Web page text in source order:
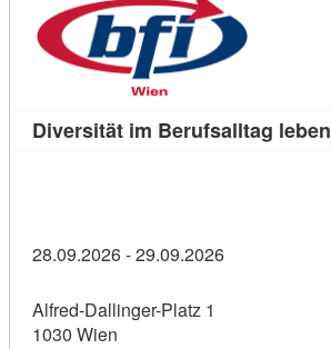
Diversität im Berufsalltag leben
28.09.2026 - 29.09.2026
Alfred-Dallinger-Platz 1
1030 Wien